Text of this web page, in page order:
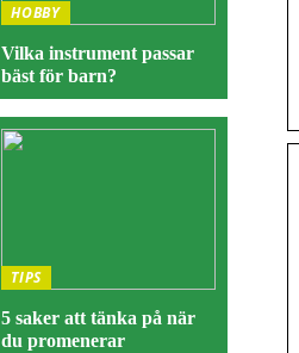
HOBBY
Vilka instrument passar
bäst för barn?
TIPS
5 saker att tänka på när
du promenerar